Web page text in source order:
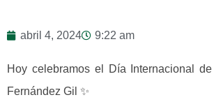
abril 4, 2024 9:22 am
Hoy celebramos el Día Internacional
Fernández Gil ✨